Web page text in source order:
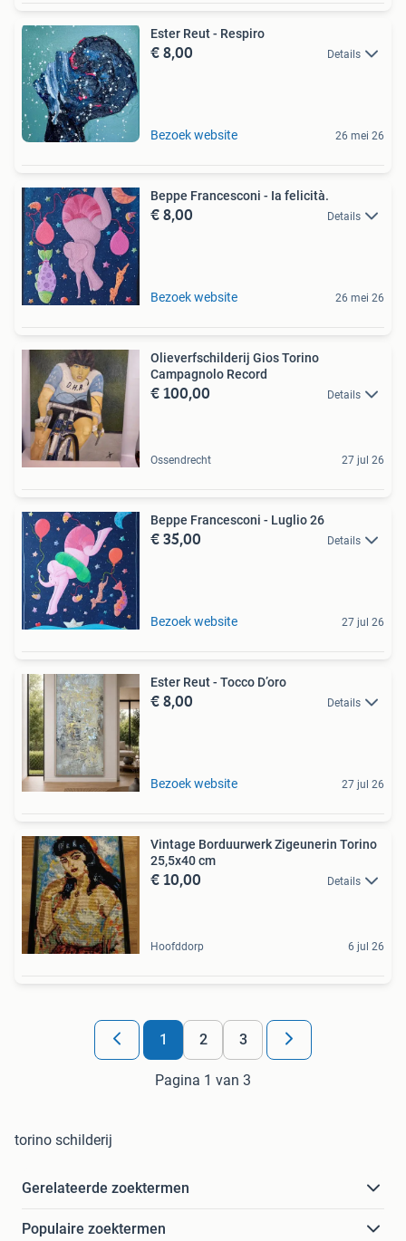
Ester Reut - Respiro
€ 8,00 Details
Bezoek website 26 mei 26
Beppe Francesconi - Ia felicità.
€ 8,00 Details
Bezoek website 26 mei 26
Olieverfschilderij Gios Torino
Campagnolo Record
€ 100,00 Details
Ossendrecht 27 jul 26
Beppe Francesconi - Luglio 26
€ 35,00 Details
Bezoek website 27 jul 26
Ester Reut - Tocco D’oro
€ 8,00 Details
Bezoek website 27 jul 26
Vintage Borduurwerk Zigeunerin Torino
25,5x40 cm
€ 10,00 Details
Hoofddorp 6 jul 26
1 2 3
Pagina 1 van 3
torino schilderij
Gerelateerde zoektermen
Populaire zoektermen